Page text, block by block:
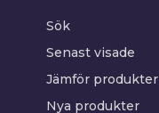
Sök
Senast visade
Jämför produkter
Nya produkter